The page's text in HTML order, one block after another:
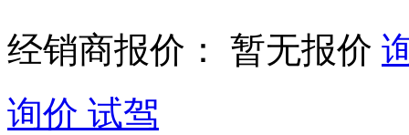
经销商报价： 暂无报价
询价 试驾